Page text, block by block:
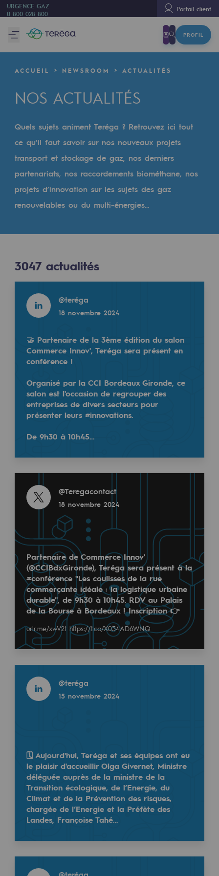
URGENCE GAZ
0 800 028 800
Portail client
PROFIL
Nous sommes
Teréga
Accélérateur de la transition énergétique
Un réseau local et européen
Une organisation adaptative et ouverte
Une organisation adaptative et
Notre culture et nos valeurs
Une organisation certifiée
Notre organisation
Notre organisation
Gouvernance
Indicateurs
Publications institutionnelles
Où nous trouver
Gaz renouvelables et procédés durables
Gaz renouvelables et procédés
Pyrogazéification et gazéification
Méthanation
Captage de CO2
Nouveaux usages
Concertations CH4, H2 et CO2
Espace pédagogique
Espace pédagogique
2050 : un monde d’énergies
Objectif Hydrogène
CCUS Objectif Zéro CO2
Acteur engagé
Acteur engagé
Ambition RSE
BE POSITIF, le programme de
ACCUEIL NEWSROOM ACTUALITÉS
NOS ACTUALITÉS
Quels sujets animent Teréga ? Retrouvez ici tout
ce qu’il faut savoir sur nos nouveaux projets
transport et stockage de gaz, nos derniers
partenariats, nos raccordements biométhane, nos
projets d’innovation sur les sujets des gaz
renouvelables ou du multi-énergies...
3047 actualités
@teréga
18 novembre 2024
🤝 Partenaire de la 3ème édition du salon
Commerce Innov', Teréga sera présent en
conférence !
Organisé par la CCI Bordeaux Gironde, ce
salon est l'occasion de regrouper des
entreprises de divers secteurs pour
présenter leurs #innovations.
De 9h30 à 10h45…
@Teregacontact
18 novembre 2024
Partenaire de Commerce Innov'
(@CCIBdxGironde), Teréga sera présent à la
#conférence "Les coulisses de la rue
commerçante idéale : la logistique urbaine
durable", de 9h30 à 10h45. RDV au Palais
de la Bourse à Bordeaux ! Inscription 👉
urlr.me/xwV2t https://t.co/X034AD6WNQ
@teréga
15 novembre 2024
🗓 Aujourd'hui, Teréga et ses équipes ont eu
le plaisir d'accueillir Olga Givernet, Ministre
déléguée auprès de la ministre de la
Transition écologique, de l’Energie, du
Climat et de la Prévention des risques,
chargée de l’Energie et la Préfète des
Landes, Françoise Tahé…